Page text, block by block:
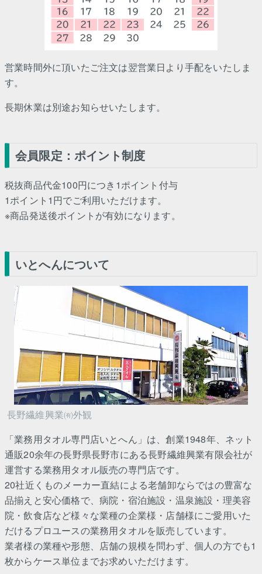
営業時間外に頂いたご注文は翌営業日より手配をいたしま
す。
長期休業は別途お知らせいたします。
会員限定：ポイント制度
税抜商品代金100円につき1ポイント付与
1ポイント1円でご利用いただけます。
※商品発送後ポイントが有効になります。
いとへんについて
長野繊維興業㈲外観
「業務用タオル専門店いとへん」は、創業1948年、ネット
通販20余年の長野県長野市にある長野繊維興業有限会社が
運営する業務用タオル販売の専門店です。
20社近くものメーカー直結による老舗卸ならではの豊富な
品揃えと安心価格で、病院・宿泊施設・温泉施設・理美容
院・飲食店など様々な業種の企業様・店舗様にご愛用いた
だけるプロユースの業務用タオルを販売しています。
業者様の業種や形態、店舗の規模を問わず、個人の方でも1
枚からケース単位までお求めいただけます。